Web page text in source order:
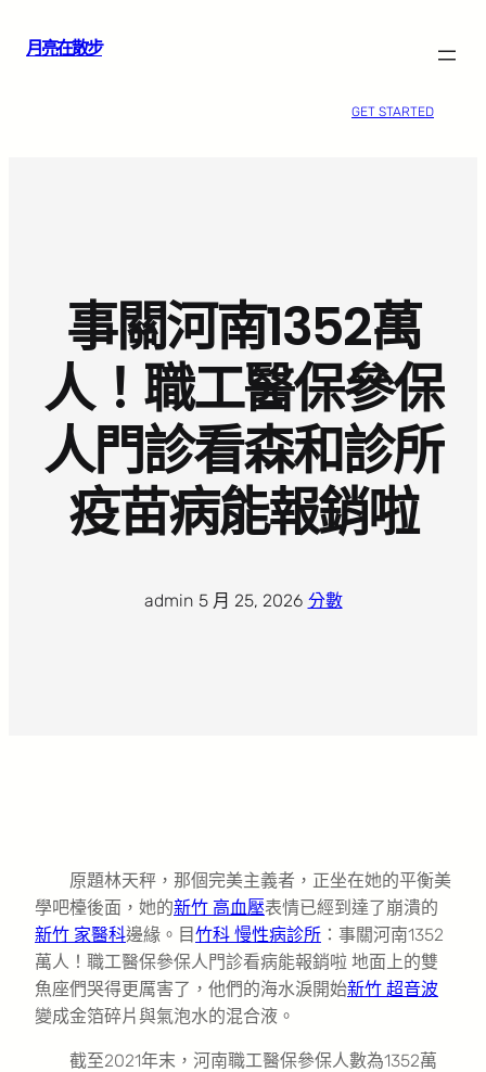
月亮在散步
GET STARTED
事關河南1352萬
人！職工醫保參保
人門診看森和診所
疫苗病能報銷啦
admin· 5 月 25, 2026· 分數
原題林天秤，那個完美主義者，正坐在她的平衡美
學吧檯後面，她的新竹 高血壓表情已經到達了崩潰的
新竹 家醫科邊緣。目 竹科 慢性病診所 ：事關河南1352
萬人！職工醫保參保人門診看病能報銷啦 地面上的雙
魚座們哭得更厲害了，他們的海水淚開始新竹 超音波
變成金箔碎片與氣泡水的混合液。
截至2021年末，河南職工醫保參保人數為1352萬